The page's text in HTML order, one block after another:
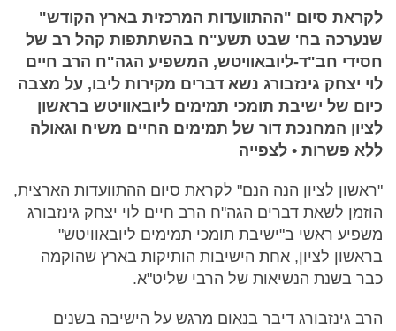
לקראת סיום "ההתוועדות המרכזית בארץ הקודש"
שנערכה בח' שבט תשע"ח בהשתתפות קהל רב של
חסידי חב"ד-ליובאוויטש, המשפיע הגה"ח הרב חיים
לוי יצחק גינזבורג נשא דברים מקירות ליבו, על מצבה
כיום של ישיבת תומכי תמימים ליובאוויטש בראשון
לציון המחנכת דור של תמימים החיים משיח וגאולה
ללא פשרות • לצפייה
"ראשון לציון הנה הנם" לקראת סיום ההתוועדות הארצית,
הוזמן לשאת דברים הגה"ח הרב חיים לוי יצחק גינזבורג
משפיע ראשי ב"ישיבת תומכי תמימים ליובאוויטש"
בראשון לציון, אחת הישיבות הותיקות בארץ שהוקמה
כבר בשנת הנשיאות של הרבי שליט"א.
הרב גינזבורג דיבר בנאום מרגש על הישיבה בשנים